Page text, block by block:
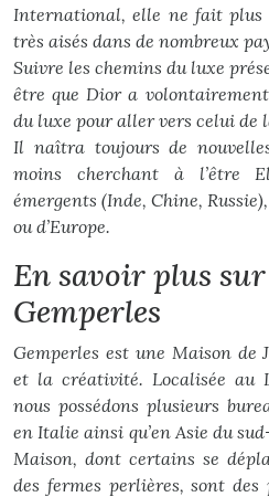
International, elle ne fait plus
très aisés dans de nombreux
Suivre les chemins du luxe
être que Dior a
du luxe pour aller vers celui de
Il naîtra toujours de
moins cherchant à l’être
émergents (Inde, Chine,
ou d’Europe.
En savoir plus
Gemperles
Gemperles est une Maison de
et la créativité. Localisée au
nous possédons plusieurs
en Italie ainsi qu’en Asie du
Maison, dont certains se
des fermes perlières, sont des